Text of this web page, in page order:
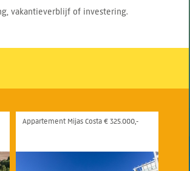
vakantieverblijf of investering.
Appartement Mijas Costa € 325.000,-